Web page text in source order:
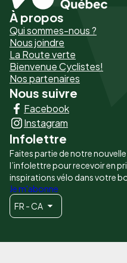
Pied
de
page
-
Liens
principaux
À propos
Qui sommes-nous ?
Nous joindre
La Route verte
Bienvenue Cyclistes!
Nos partenaires
Nous suivre
Facebook
Instagram
Infolettre
Faites partie de notre
l’infolettre pour recevoir en
inspirations vélo dans votre
Je m'abonne
FR - CA